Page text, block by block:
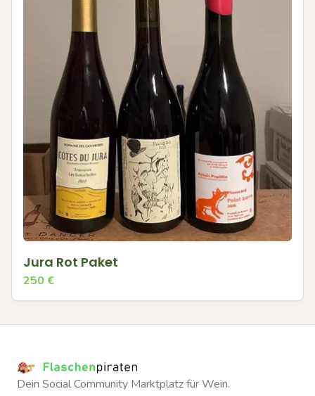
Jura Rot Paket
250 €
Dein Social Community Marktplatz für Wein.